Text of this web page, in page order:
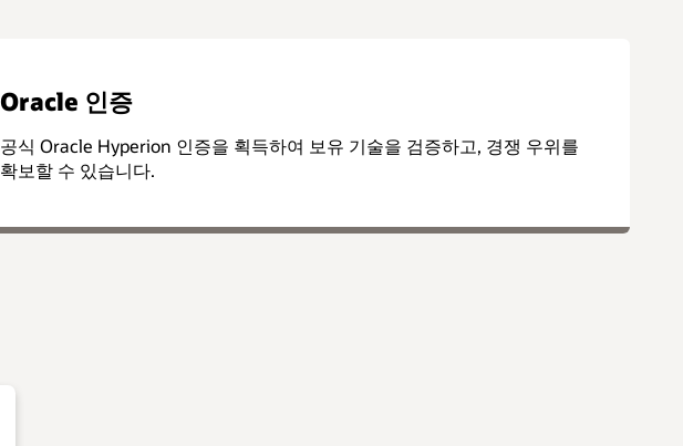
Oracle 인증
공식 Oracle Hyperion 인증을 획득하여 보유 기술을 검증하고, 경쟁 우위를
확보할 수 있습니다.